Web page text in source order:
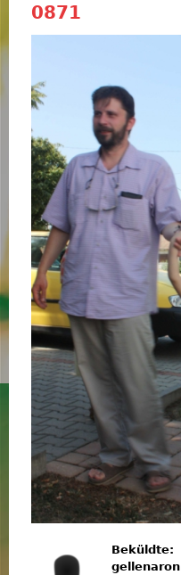
0871
Beküldte:
gellenaron